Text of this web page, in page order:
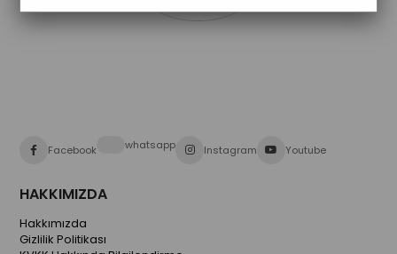
Facebook whatsapp Instagram Youtube
HAKKIMIZDA
Hakkımızda
Gizlilik Politikası